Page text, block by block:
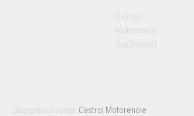
Castrol
Motorenöle
Großhandel
Überproduktionen Castrol Motorenöle